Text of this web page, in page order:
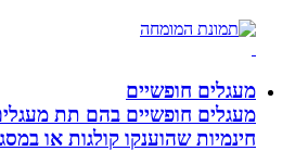
מעגלים חופשיים
מעגלים חופשיים בהם תת מעגלים
חינמיות שהוענקו קולגות או במסגרת